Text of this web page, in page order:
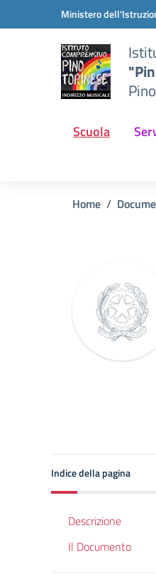
Vai ai contenuti
Vai al menu di navigazione
Ministero
Scuola
Home
Indice della pagina
Descrizione
Il Documento